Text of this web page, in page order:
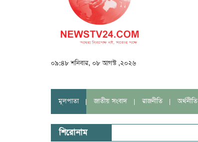
০৯:৪৮ শনিবার, ০৮ আগস্ট ,২০২৬
মূলপাতা জাতীয় সংবাদ রাজনীতি অর্থনীতি
শিরোনাম